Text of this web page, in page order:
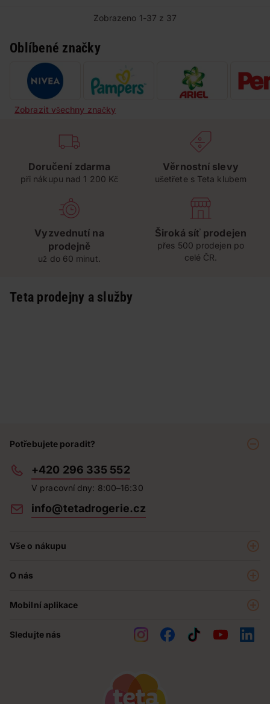
Zobrazeno 1-37 z 37
Oblíbené značky
Zobrazit všechny značky
Doručení zdarma
při nákupu nad 1 200 Kč
Věrnostní slevy
ušetřete s Teta klubem
Vyzvednutí na
prodejně
už do 60 minut.
Široká síť prodejen
přes 500 prodejen po
celé ČR.
Teta prodejny a služby
Potřebujete poradit?
+420 296 335 552
V pracovní dny: 8:00–16:30
info@tetadrogerie.cz
Vše o nákupu
Prodejny
Obchodní podmínky
O nás
Teta pomáhá
Mobilní aplikace
Sledujte nás